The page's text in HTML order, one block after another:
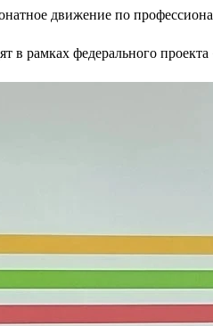
движение по
в рамках федерального